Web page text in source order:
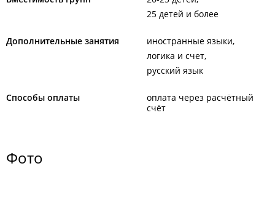
25 детей и более
Дополнительные занятия
иностранные языки
логика и счет
русский язык
Способы оплаты
оплата через расчётный
счёт
Фото